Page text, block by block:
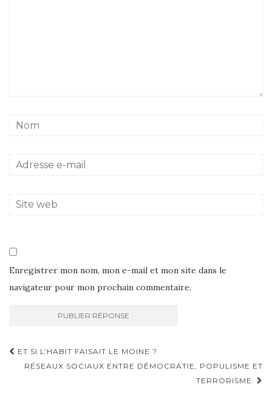
Enregistrer mon nom, mon e-mail et mon site dans le
navigateur pour mon prochain commentaire.
Navigation
d'article
ET SI L’HABIT FAISAIT LE MOINE ?
RÉSEAUX SOCIAUX ENTRE DÉMOCRATIE, POPULISME ET
TERRORISME.